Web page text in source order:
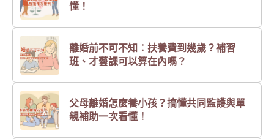
懂！
離婚前不可不知：扶養費到幾歲？補習
班、才藝課可以算在內嗎？
父母離婚怎麼養小孩？搞懂共同監護與單
親補助一次看懂！